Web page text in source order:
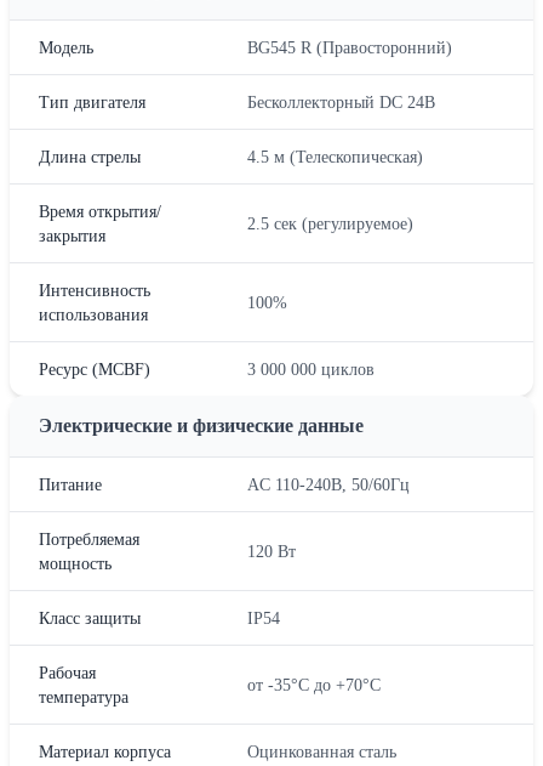
Модель BG545 R (Правосторонний)
Тип двигателя Бесколлекторный DC 24В
Длина стрелы 4.5 м (Телескопическая)
Время открытия/
закрытия
2.5 сек (регулируемое)
Интенсивность
использования
100%
Ресурс (MCBF) 3 000 000 циклов
Электрические и физические данные
Питание AC 110-240В, 50/60Гц
Потребляемая
мощность
120 Вт
Класс защиты IP54
Рабочая
температура
от -35°C до +70°C
Материал корпуса Оцинкованная сталь